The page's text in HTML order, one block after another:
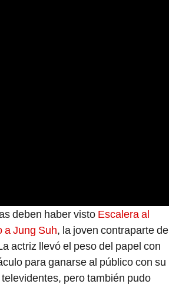
deben haber visto Escalera al
a Jung Suh , la joven contraparte de
actriz llevó el peso del papel con
para ganarse al público con su
pero también pudo